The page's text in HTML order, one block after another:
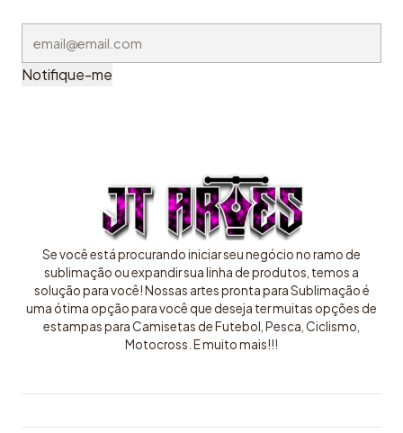
Notifique-me
Se você está procurando iniciar seu negócio no ramo de
sublimação ou expandir sua linha de produtos, temos a
solução para você! Nossas artes pronta para Sublimação é
uma ótima opção para você que deseja ter muitas opções de
estampas para Camisetas de Futebol, Pesca, Ciclismo,
Motocross. E muito mais!!!